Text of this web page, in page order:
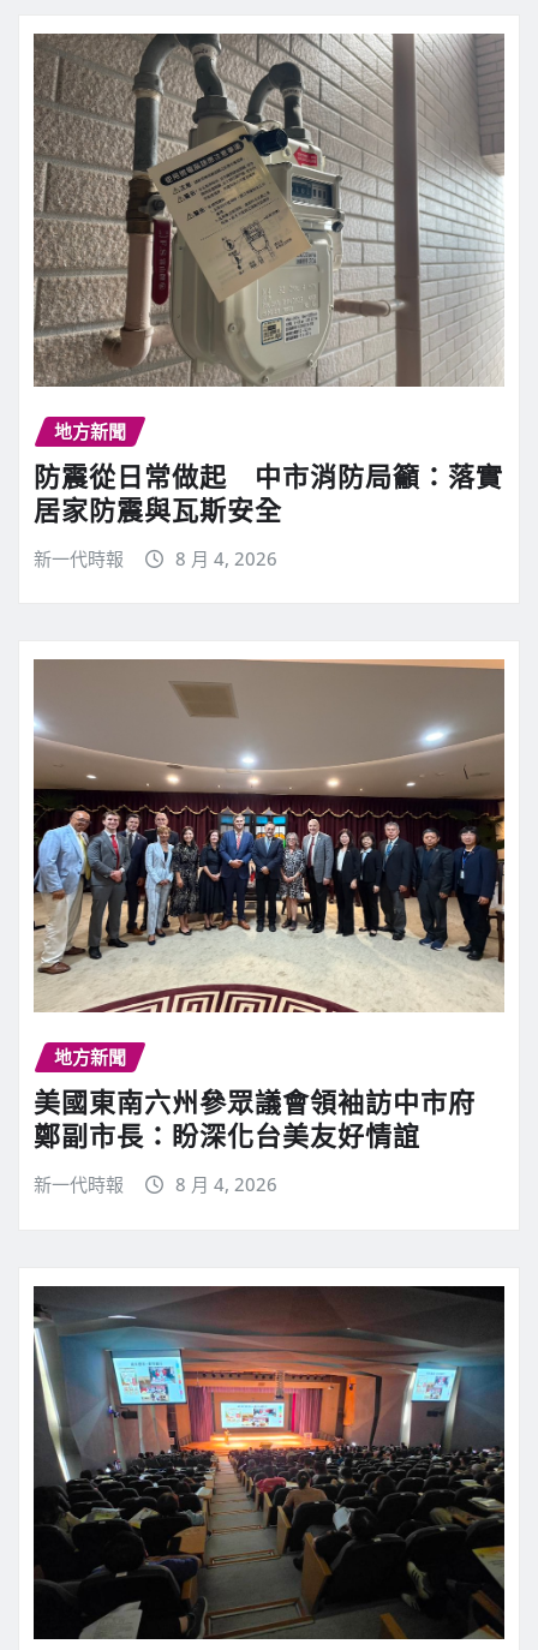
地方新聞
防震從日常做起 中市消防局籲：落實
居家防震與瓦斯安全
新一代時報 8 月 4, 2026
地方新聞
美國東南六州參眾議會領袖訪中市府
鄭副市長：盼深化台美友好情誼
新一代時報 8 月 4, 2026